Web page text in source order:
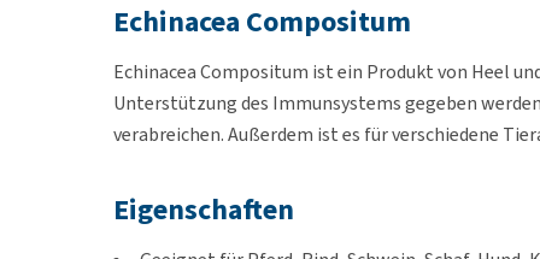
Echinacea Compositum
Echinacea Compositum ist ein Produkt von Heel
Unterstützung des Immunsystems gegeben
verabreichen. Außerdem ist es für verschiedene
Eigenschaften